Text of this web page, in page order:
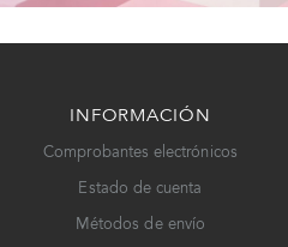
INFORMACIÓN
Comprobantes electrónicos
Estado de cuenta
Métodos de envío